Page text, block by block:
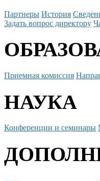
Партнеры История
Задать вопрос директору
Приемная комиссия
НАУКА
Конференции и семинары